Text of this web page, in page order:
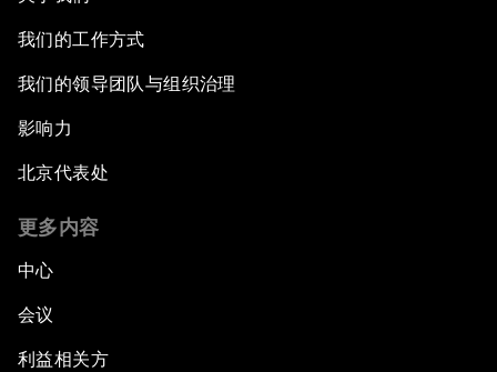
我们的工作方式
我们的领导团队与组织治理
影响力
北京代表处
更多内容
中心
会议
利益相关方